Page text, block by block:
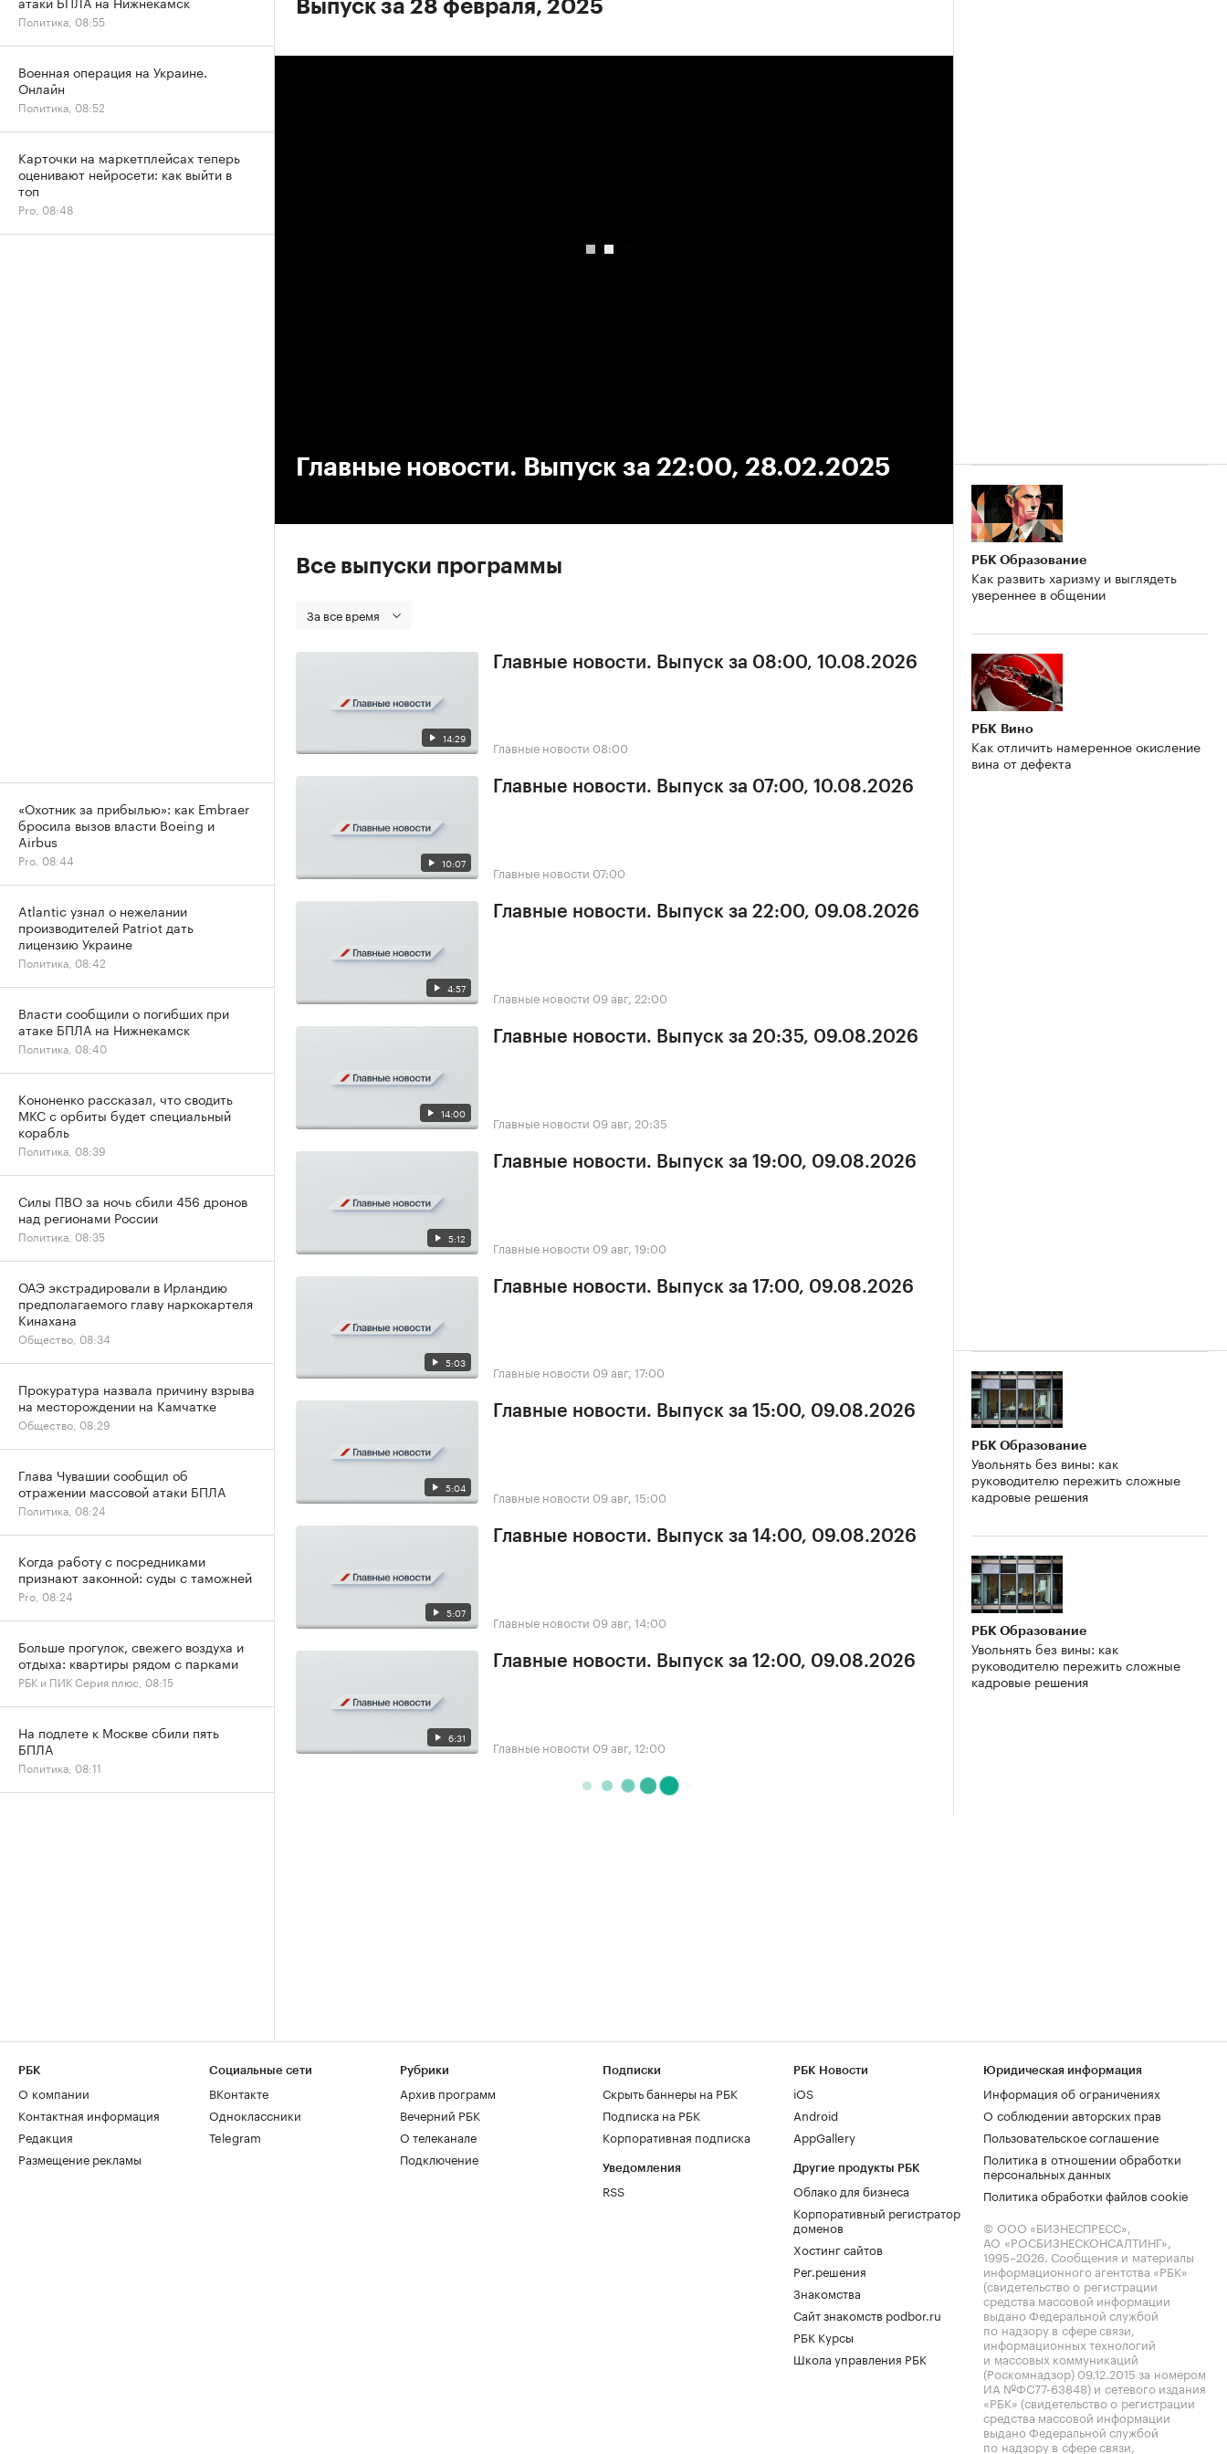
Выпуск за 28 февраля, 2025
Главные новости. Выпуск за 22:00, 28.02.2025
Все выпуски программы
За все время
14:29
Главные новости. Выпуск за 08:00, 10.08.2026
Главные новости 08:00
10:07
Главные новости. Выпуск за 07:00, 10.08.2026
Главные новости 07:00
4:57
Главные новости. Выпуск за 22:00, 09.08.2026
Главные новости 09 авг, 22:00
14:00
Главные новости. Выпуск за 20:35, 09.08.2026
Главные новости 09 авг, 20:35
5:12
Главные новости. Выпуск за 19:00, 09.08.2026
Главные новости 09 авг, 19:00
5:03
Главные новости. Выпуск за 17:00, 09.08.2026
Главные новости 09 авг, 17:00
5:04
Главные новости. Выпуск за 15:00, 09.08.2026
Главные новости 09 авг, 15:00
5:07
Главные новости. Выпуск за 14:00, 09.08.2026
Главные новости 09 авг, 14:00
6:31
Главные новости. Выпуск за 12:00, 09.08.2026
Главные новости 09 авг, 12:00
РБК Образование
Как развить харизму и выглядеть
увереннее в общении
РБК Вино
Как отличить намеренное окисление
вина от дефекта
РБК Образование
Увольнять без вины: как
руководителю пережить сложные
кадровые решения
РБК Образование
Увольнять без вины: как
руководителю пережить сложные
кадровые решения
Политика, 08:55
Военная операция на Украине.
Онлайн
Политика, 08:52
Карточки на маркетплейсах теперь
оценивают нейросети: как выйти в
топ
Pro, 08:48
«Охотник за прибылью»: как Embraer
бросила вызов власти Boeing и
Airbus
Pro, 08:44
Atlantic узнал о нежелании
производителей Patriot дать
лицензию Украине
Политика, 08:42
Власти сообщили о погибших при
атаке БПЛА на Нижнекамск
Политика, 08:40
Кононенко рассказал, что сводить
МКС с орбиты будет специальный
корабль
Политика, 08:39
Силы ПВО за ночь сбили 456 дронов
над регионами России
Политика, 08:35
ОАЭ экстрадировали в Ирландию
предполагаемого главу наркокартеля
Кинахана
Общество, 08:34
Прокуратура назвала причину взрыва
на месторождении на Камчатке
Общество, 08:29
Глава Чувашии сообщил об
отражении массовой атаки БПЛА
Политика, 08:24
Когда работу с посредниками
признают законной: суды с таможней
Pro, 08:24
Больше прогулок, свежего воздуха и
отдыха: квартиры рядом с парками
РБК и ПИК Серия плюс, 08:15
На подлете к Москве сбили пять
БПЛА
Политика, 08:11
РБК
О компании
Контактная информация
Редакция
Размещение рекламы
Социальные сети
ВКонтакте
Одноклассники
Telegram
Рубрики
Архив программ
Вечерний РБК
О телеканале
Подключение
Подписки
Скрыть баннеры на РБК
Подписка на РБК
Корпоративная подписка
Уведомления
RSS
РБК Новости
iOS
Android
AppGallery
Другие продукты РБК
Облако для бизнеса
Корпоративный регистратор
доменов
Хостинг сайтов
Рег.решения
Знакомства
Сайт знакомств podbor.ru
РБК Курсы
Школа управления РБК
Юридическая информация
Информация об ограничениях
О соблюдении авторских прав
Пользовательское соглашение
Политика в отношении обработки
персональных данных
Политика обработки файлов cookie
© ООО «БИЗНЕСПРЕСС»,
АО «РОСБИЗНЕСКОНСАЛТИНГ»,
1995–2026. Сообщения и материалы
информационного агентства «РБК»
(свидетельство о регистрации
средства массовой информации
выдано Федеральной службой
по надзору в сфере связи,
информационных технологий
и массовых коммуникаций
(Роскомнадзор) 09.12.2015 за номером
ИА №ФС77-63848) и сетевого издания
«РБК» (свидетельство о регистрации
средства массовой информации
выдано Федеральной службой
по надзору в сфере связи,